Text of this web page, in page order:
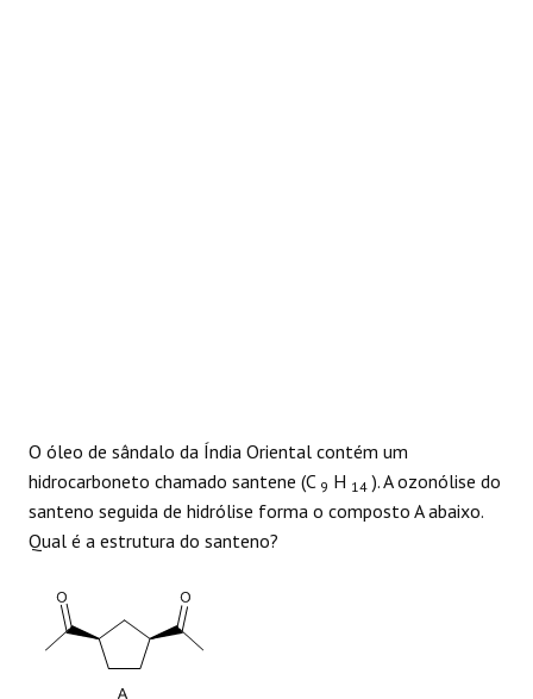
O óleo de sândalo da Índia Oriental contém um
hidrocarboneto chamado santene (C 9 H 14 ). A ozonólise do
santeno seguida de hidrólise forma o composto A abaixo.
Qual é a estrutura do santeno?